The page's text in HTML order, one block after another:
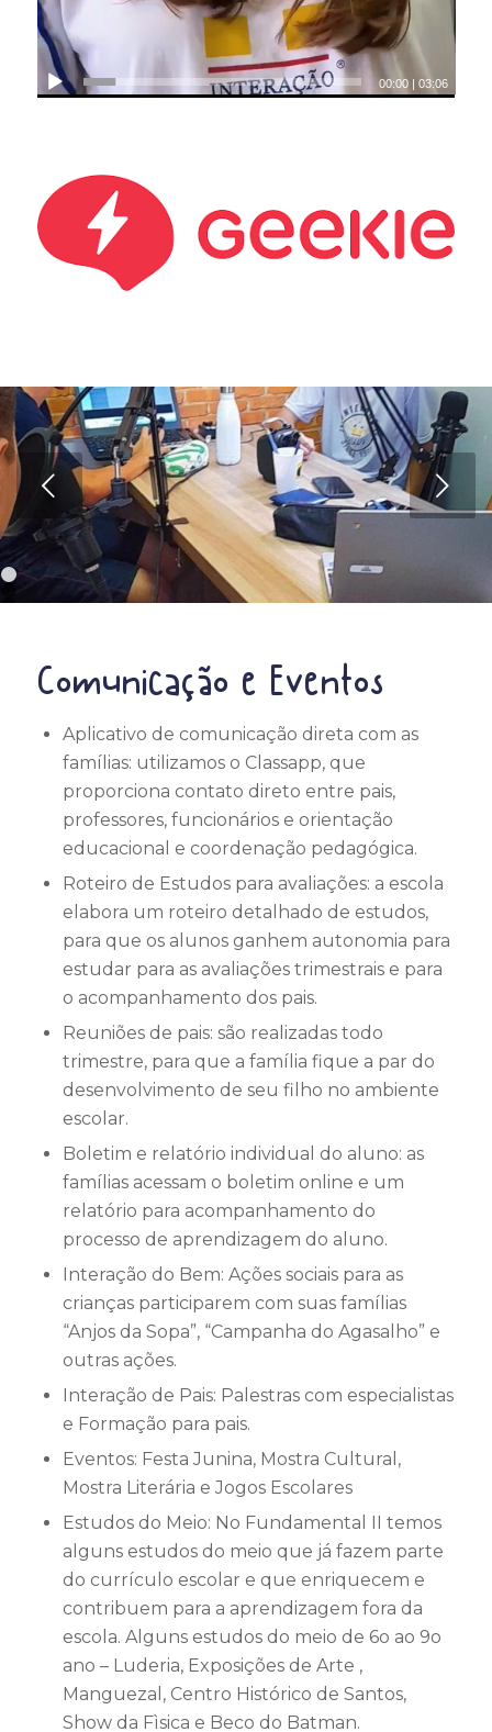
00:00 |03:06
Próximo
1
2
7
Comunicação e Eventos
Aplicativo de comunicação direta com as
famílias: utilizamos o Classapp, que
proporciona contato direto entre pais,
professores, funcionários e orientação
educacional e coordenação pedagógica.
Roteiro de Estudos para avaliações: a escola
elabora um roteiro detalhado de estudos,
para que os alunos ganhem autonomia para
estudar para as avaliações trimestrais e para
o acompanhamento dos pais.
Reuniões de pais: são realizadas todo
trimestre, para que a família fique a par do
desenvolvimento de seu filho no ambiente
escolar.
Boletim e relatório individual do aluno: as
famílias acessam o boletim online e um
relatório para acompanhamento do
processo de aprendizagem do aluno.
Interação do Bem: Ações sociais para as
crianças participarem com suas famílias
“Anjos da Sopa”, “Campanha do Agasalho” e
outras ações.
Interação de Pais: Palestras com especialistas
e Formação para pais.
Eventos: Festa Junina, Mostra Cultural,
Mostra Literária e Jogos Escolares
Estudos do Meio: No Fundamental II temos
alguns estudos do meio que já fazem parte
do currículo escolar e que enriquecem e
contribuem para a aprendizagem fora da
escola. Alguns estudos do meio de 6o ao 9o
ano – Luderia, Exposições de Arte ,
Manguezal, Centro Histórico de Santos,
Show da Fìsica e Beco do Batman.